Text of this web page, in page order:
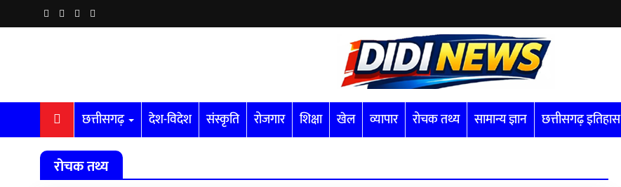
छत्तीसगढ़ देश-विदेश संस्कृति रोजगार शिक्षा खेल व्यापार रोचक तथ्य सामान्य ज्ञान छत्तीसगढ़ इतिहास
रोचक तथ्य